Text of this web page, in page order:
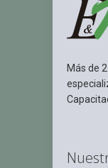
Más de